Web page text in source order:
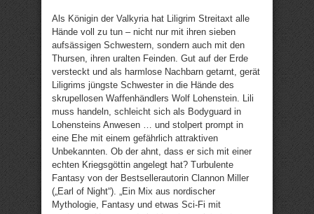
Als Königin der Valkyria hat Liligrim Streitaxt alle
Hände voll zu tun – nicht nur mit ihren sieben
aufsässigen Schwestern, sondern auch mit den
Thursen, ihren uralten Feinden. Gut auf der Erde
versteckt und als harmlose Nachbarn getarnt, gerät
Liligrims jüngste Schwester in die Hände des
skrupellosen Waffenhändlers Wolf Lohenstein. Lili
muss handeln, schleicht sich als Bodyguard in
Lohensteins Anwesen … und stolpert prompt in
eine Ehe mit einem gefährlich attraktiven
Unbekannten. Ob der ahnt, dass er sich mit einer
echten Kriegsgöttin angelegt hat? Turbulente
Fantasy von der Bestsellerautorin Clannon Miller
(„Earl of Night“). „Ein Mix aus nordischer
Mythologie, Fantasy und etwas Sci-Fi mit